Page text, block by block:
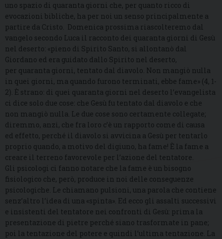
uno spazio di quaranta giorni che, per quanto ricco di
evocazioni bibliche, ha per noi un senso principalmente a
partire da Cristo. Domenica prossima riascolteremo dal
vangelo secondo Luca il racconto dei quaranta giorni di Gesù
nel deserto: «pieno di Spirito Santo, si allontanò dal
Giordano ed era guidato dallo Spirito nel deserto,
per quaranta giorni, tentato dal diavolo. Non mangiò nulla
in quei giorni, ma quando furono terminati, ebbe fame» (4, 1-
2). È strano: di quei quaranta giorni nel deserto l’evangelista
ci dice solo due cose: che Gesù fu tentato dal diavolo e che
non mangiò nulla. Le due cose sono certamente collegate;
diremmo, anzi, che fra loro c’è un rapporto come di causa
ed effetto, perché il diavolo si avvicina a Gesù per tentarlo
proprio quando, a motivo del digiuno, ha fame! È la fame a
creare il terreno favorevole per l’azione del tentatore.
Gli psicologi ci fanno notare che la fame è un bisogno
fisiologico che, però, produce in noi delle conseguenze
psicologiche. Le chiamano pulsioni, una parola che contiene
senz’altro l’idea di una «spinta». Ed ecco gli assalti successivi
e insistenti del tentatore nei confronti di Gesù: prima la
presentazione di pietre perché siano trasformate in pane;
poi la tentazione del potere e quindi l’ultima tentazione. La